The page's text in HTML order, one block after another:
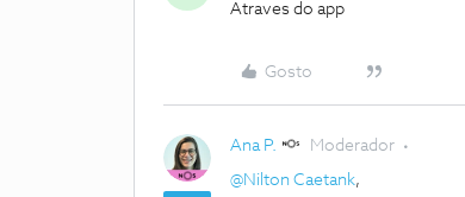
Atraves do app
Gosto
Ana P. Moderador
@Nilton Caetank,